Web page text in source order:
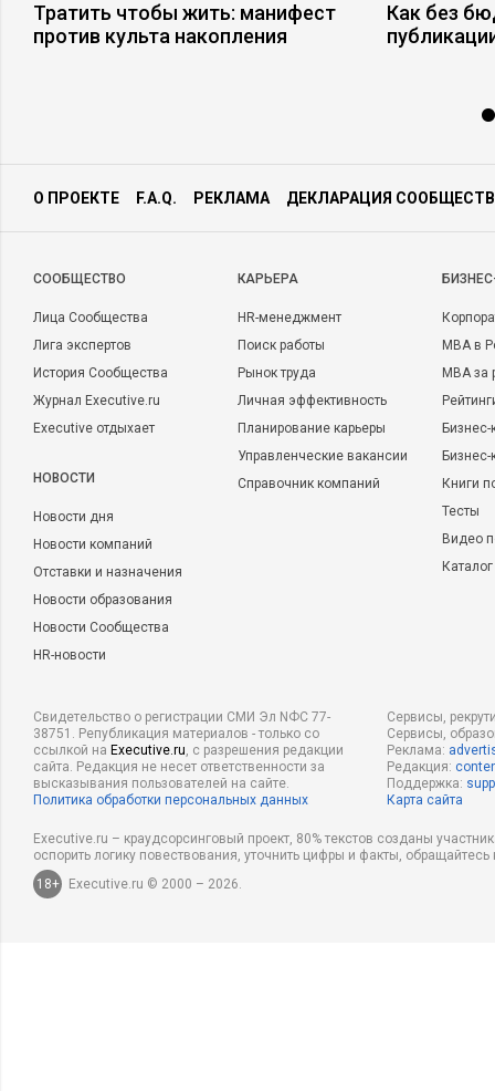
Тратить чтобы жить: манифест
против культа накопления
Как без
О ПРОЕКТЕ F.A.Q. РЕКЛАМА ДЕКЛАРАЦИЯ
CООБЩЕСТВО
Лица Сообщества
Лига экспертов
История Сообщества
Журнал Executive.ru
Executive отдыхает
НОВОСТИ
Новости дня
Новости компаний
Отставки и назначения
Новости образования
Новости Сообщества
HR-новости
КАРЬЕРА
HR-менеджмент
Поиск работы
Рынок труда
Личная эффективность
Планирование карьеры
Управленческие вакансии
Справочник компаний
MBA в
MBA
Бизнес-
Книги
Тесты
Видео
Свидетельство о регистрации СМИ Эл NФС 77-
38751. Републикация материалов - только со
ссылкой на Executive.ru, с разрешения редакции
сайта. Редакция не несет ответственности за
высказывания пользователей на сайте.
Политика обработки персональных данных
Сервисы,
Сервисы,
Реклама:
Редакция:
Поддержка:
Карта сайта
Executive.ru – краудсорсинговый проект, 80% текстов созданы
оспорить логику повествования, уточнить цифры и факты,
18+
Executive.ru © 2000 – 2026.